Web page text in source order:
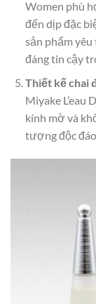
Women phù
đến dịp đặc
sản phẩm
đáng tin cậy
Thiết kế chai
Miyake L’eau
kính mờ và
tượng độc